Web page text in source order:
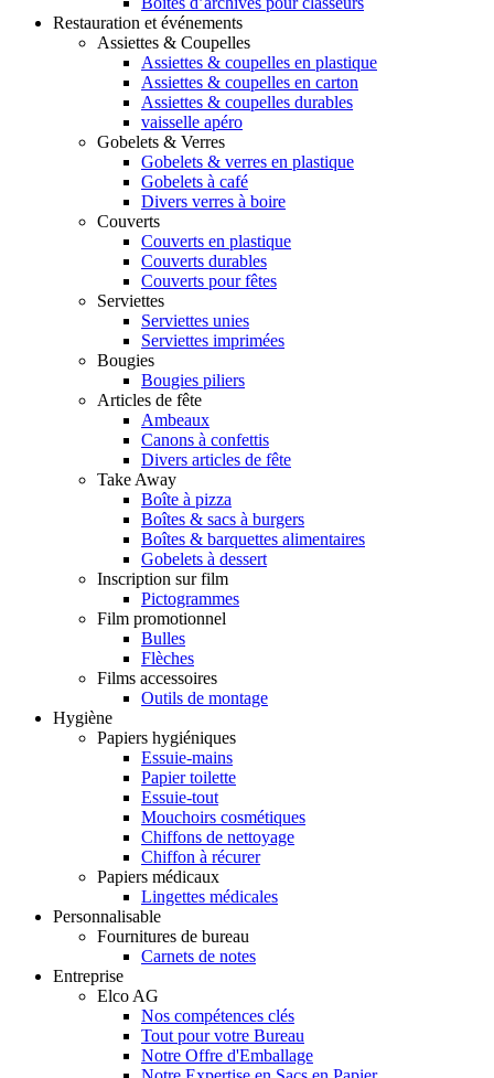
Restauration et événements
Assiettes & Coupelles
Assiettes & coupelles en plastique
Assiettes & coupelles en carton
Assiettes & coupelles durables
vaisselle apéro
Gobelets & Verres
Gobelets & verres en plastique
Gobelets à café
Divers verres à boire
Couverts
Couverts en plastique
Couverts durables
Couverts pour fêtes
Serviettes
Serviettes unies
Serviettes imprimées
Bougies
Bougies piliers
Articles de fête
Ambeaux
Canons à confettis
Divers articles de fête
Take Away
Boîte à pizza
Boîtes & sacs à burgers
Boîtes & barquettes alimentaires
Gobelets à dessert
Inscription sur film
Pictogrammes
Film promotionnel
Bulles
Flèches
Films accessoires
Outils de montage
Hygiène
Papiers hygiéniques
Essuie-mains
Papier toilette
Essuie-tout
Mouchoirs cosmétiques
Chiffons de nettoyage
Chiffon à récurer
Papiers médicaux
Lingettes médicales
Personnalisable
Fournitures de bureau
Carnets de notes
Entreprise
Elco AG
Nos compétences clés
Tout pour votre Bureau
Notre Offre d'Emballage